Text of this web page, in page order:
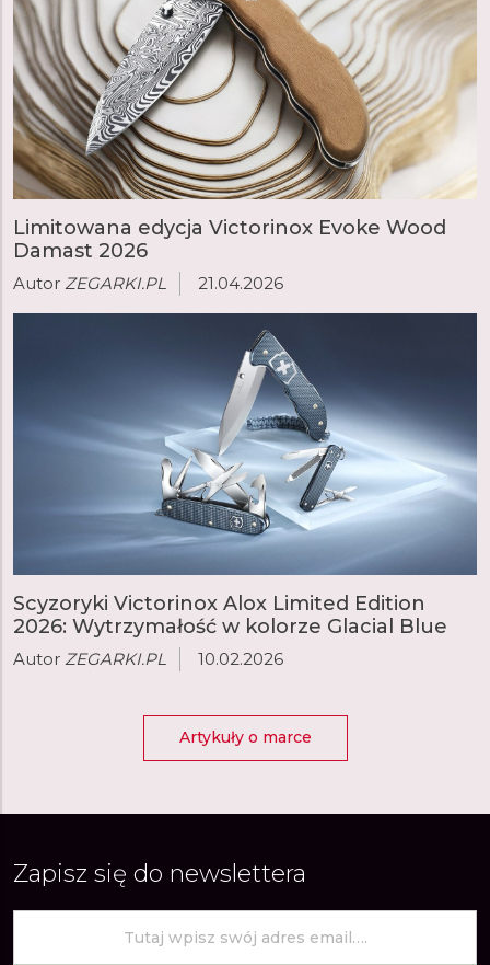
Limitowana edycja Victorinox Evoke Wood
Damast 2026
Autor ZEGARKI.PL 21.04.2026
Scyzoryki Victorinox Alox Limited Edition
2026: Wytrzymałość w kolorze Glacial Blue
Autor ZEGARKI.PL 10.02.2026
Artykuły o marce
Zapisz się do newslettera